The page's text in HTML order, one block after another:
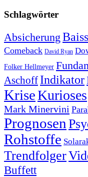
Schlagwörter
Absicherung
Comeback David Ryan
Folker Hellmeyer
Aschoff Indikator
KriseKurioses
Mark Minervini
Prognosen
Rohstoffe
Trendfolger
Buffett